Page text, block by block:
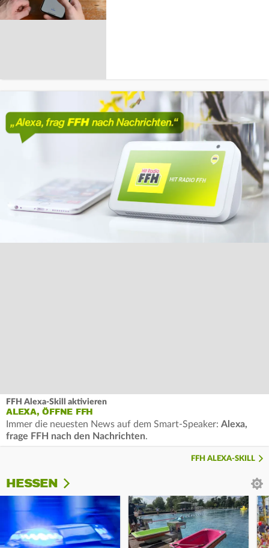
FFH Alexa-Skill aktivieren
ALEXA, ÖFFNE FFH
Immer die neuesten News auf dem Smart-Speaker: Alexa,
frage FFH nach den Nachrichten.
FFH ALEXA-SKILL
HESSEN